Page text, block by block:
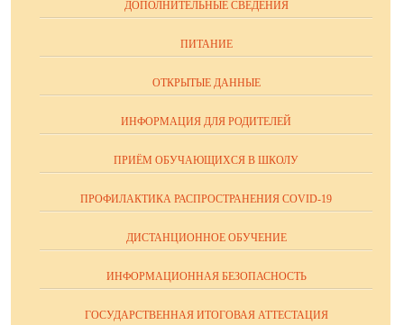
ДОПОЛНИТЕЛЬНЫЕ СВЕДЕНИЯ
ПИТАНИЕ
ОТКРЫТЫЕ ДАННЫЕ
ИНФОРМАЦИЯ ДЛЯ РОДИТЕЛЕЙ
ПРИЁМ ОБУЧАЮЩИХСЯ В ШКОЛУ
ПРОФИЛАКТИКА РАСПРОСТРАНЕНИЯ COVID-19
ДИСТАНЦИОННОЕ ОБУЧЕНИЕ
ИНФОРМАЦИОННАЯ БЕЗОПАСНОСТЬ
ГОСУДАРСТВЕННАЯ ИТОГОВАЯ АТТЕСТАЦИЯ